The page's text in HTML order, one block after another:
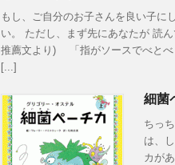
もし、ご自分のお子さんを良い子に
い。 ただし、まず先にあなたが 読
推薦文より) 「指がソースでべとべ
[...]
細菌
ちっ
は、
カが